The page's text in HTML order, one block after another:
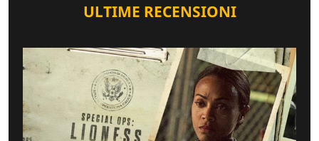
ULTIME RECENSIONI